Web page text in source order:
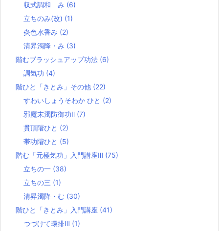
収式調和 み (6)
立ちのみ(改) (1)
炎色水香み (2)
清昇濁降・み (3)
階むブラッシュアップ功法 (6)
調気功 (4)
階ひと「きとみ」その他 (22)
すわいしょうそわか ひと (2)
邪魔末濁防御功Ⅱ (7)
貫頂階ひと (2)
帯功階ひと (5)
階む「元極気功」入門講座Ⅲ (75)
立ちの一 (38)
立ちの三 (1)
清昇濁降・む (30)
階ひと「きとみ」入門講座 (41)
つづけて環排Ⅲ (1)